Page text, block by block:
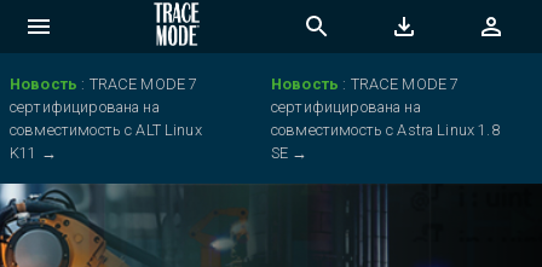
Новость : TRACE MODE 7
сертифицирована на
совместимость с ALT Linux
K11 →
Новость : TRACE MODE 7
сертифицирована на
совместимость с Astra Linux 1.8
SE →